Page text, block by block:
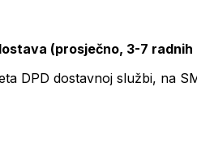
(prosječno, 3-7 radnih
DPD dostavnoj službi, na